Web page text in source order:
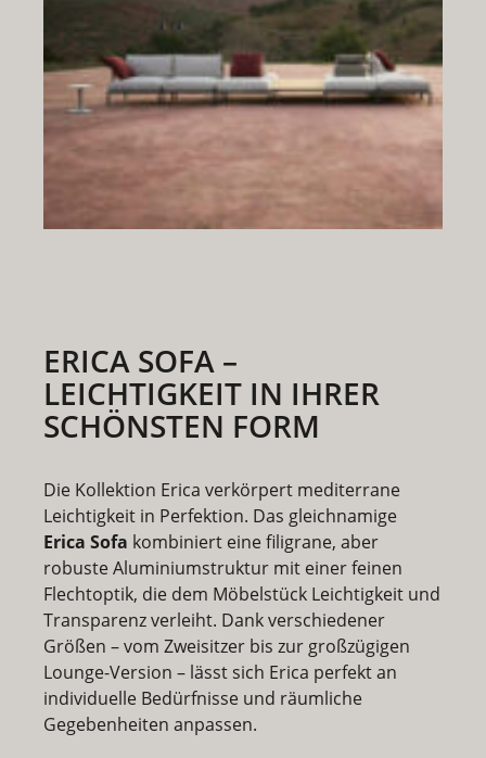
ERICA SOFA –
LEICHTIGKEIT IN IHRER
SCHÖNSTEN FORM
Die Kollektion Erica verkörpert mediterrane
Leichtigkeit in Perfektion. Das gleichnamige
Erica Sofa kombiniert eine filigrane, aber
robuste Aluminiumstruktur mit einer feinen
Flechtoptik, die dem Möbelstück Leichtigkeit und
Transparenz verleiht. Dank verschiedener
Größen – vom Zweisitzer bis zur großzügigen
Lounge-Version – lässt sich Erica perfekt an
individuelle Bedürfnisse und räumliche
Gegebenheiten anpassen.